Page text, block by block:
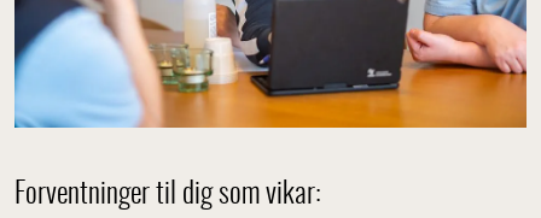
Forventninger til dig som vikar: